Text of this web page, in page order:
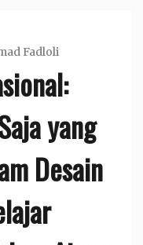
Fadloli
yang
Desain